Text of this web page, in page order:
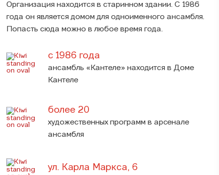
Организация находится в старинном здании. С 1986
года он является домом для одноименного ансамбля.
Попасть сюда можно в любое время года.
с 1986 года
ансамбль «Кантеле» находится в Доме
Кантеле
более 20
художественных программ в арсенале
ансамбля
ул. Карла Маркса, 6